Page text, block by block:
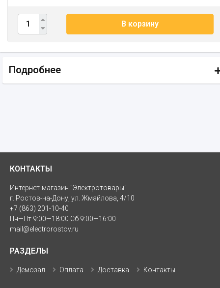
В корзину
Подробнее
КОНТАКТЫ
Интернет-магазин "Электротовары"
г. Ростов-на-Дону, ул. Жмайлова, 4/10
+7 (863) 201-10-40
Пн—Пт 9:00—18:00 Сб 9:00—16:00
mail@electrorostov.ru
РАЗДЕЛЫ
Демозал Оплата Доставка Контакты